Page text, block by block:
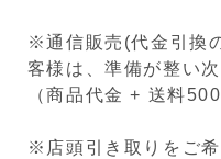
※通信販売(代金引換
客様は、準備が整い
（商品代金 + 送料500
※店頭引き取りをご希